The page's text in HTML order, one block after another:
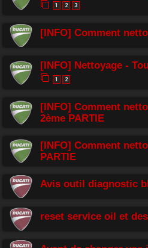
1 2 3
[INFO] Comment
[INFO] Nettoyage -
1 2
[INFO] Comment
2ème PARTIE
[INFO] Comment
PARTIE
Avis outil diagnostic
reset service oil et